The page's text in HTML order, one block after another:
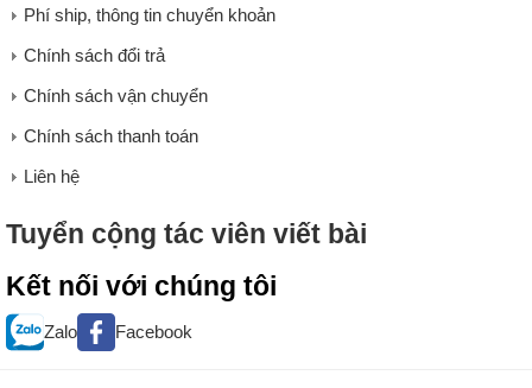
Phí ship, thông tin chuyển khoản
Chính sách đổi trả
Chính sách vận chuyển
Chính sách thanh toán
Liên hệ
Tuyển cộng tác viên viết bài
Kết nối với chúng tôi
Zalo Facebook